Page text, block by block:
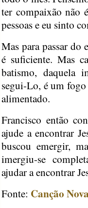
ter compaixão não
pessoas e eu sinto
Mas para passar
é suficiente. Mas
batismo, daquela
segui-Lo, é um fogo
alimentado.
Francisco então
ajude a encontrar
buscou emergir,
imergiu-se
ajudar a encontrar
Fonte: Canção